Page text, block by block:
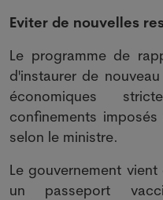
Eviter de nouvelles
Le programme de
d'instaurer de
économiques
confinements
selon le ministre.
Le gouvernement
un passeport